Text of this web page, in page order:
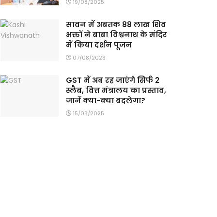
19/08/2025
सावन में अबतक 88 लाख शिव
भक्तों ने बाबा विश्वनाथ के मंदिर
में किया दर्शन पूजन
07/08/2023
GST में अब रह जाएंगे सिर्फ 2
स्लैब, वित्त मंत्रालय का प्रस्ताव,
जानें क्या-क्या बदलेगा?
15/08/2025